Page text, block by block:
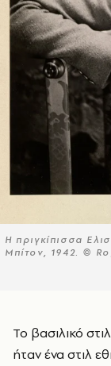
Η πριγκίπισσα
Μπίτον, 1942. ©
Το βασιλικό στιλ, λοιπόν, πριν από την Ελισάβετ Β΄,
ήταν ένα στιλ